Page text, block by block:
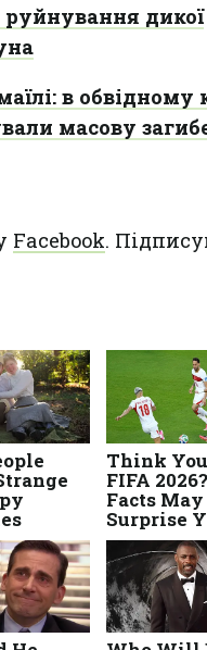
дикої
в обвідному
масову
Facebook.